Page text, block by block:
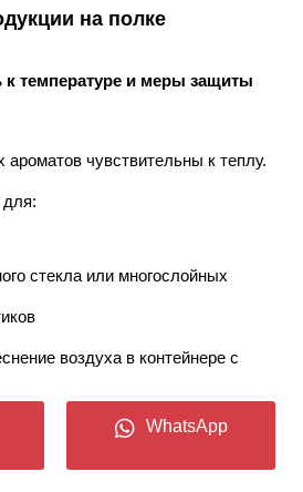
на полке
к температуре и меры защиты
чувствительны к теплу.
стекла или многослойных
воздуха в контейнере с
в климатических условиях
WhatsApp